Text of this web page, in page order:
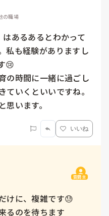
の職場
あるあるとわかって
私も経験がありますし
😢
の時間に一緒に過ごし
ていくといいですね。
います。
いいね
質問主
けに、複雑です😓
るのを待ちます